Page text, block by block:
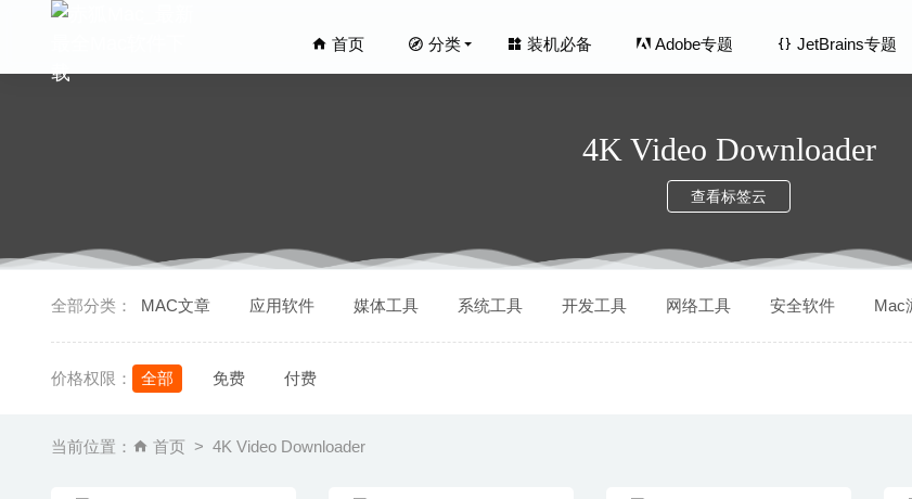
首页 分类 装机必备 Adobe专题 JetBrains专题
4K Video Downloader
查看标签云
全部分类： MAC文章 应用软件 媒体工具 系统工具 开发工具 网络工具 安全软件 Mac
价格权限： 全部 免费 付费
当前位置： 首页 4K Video Downloader